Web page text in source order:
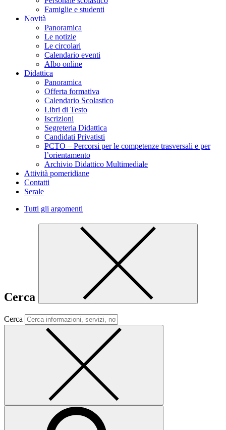
Famiglie e studenti
Novità
Panoramica
Le notizie
Le circolari
Calendario eventi
Albo online
Didattica
Panoramica
Offerta formativa
Calendario Scolastico
Libri di Testo
Iscrizioni
Segreteria Didattica
Candidati Privatisti
PCTO – Percorsi per le competenze trasversali e per
l’orientamento
Archivio Didattico Multimediale
Attività pomeridiane
Contatti
Serale
Tutti gli argomenti
Cerca
Cerca